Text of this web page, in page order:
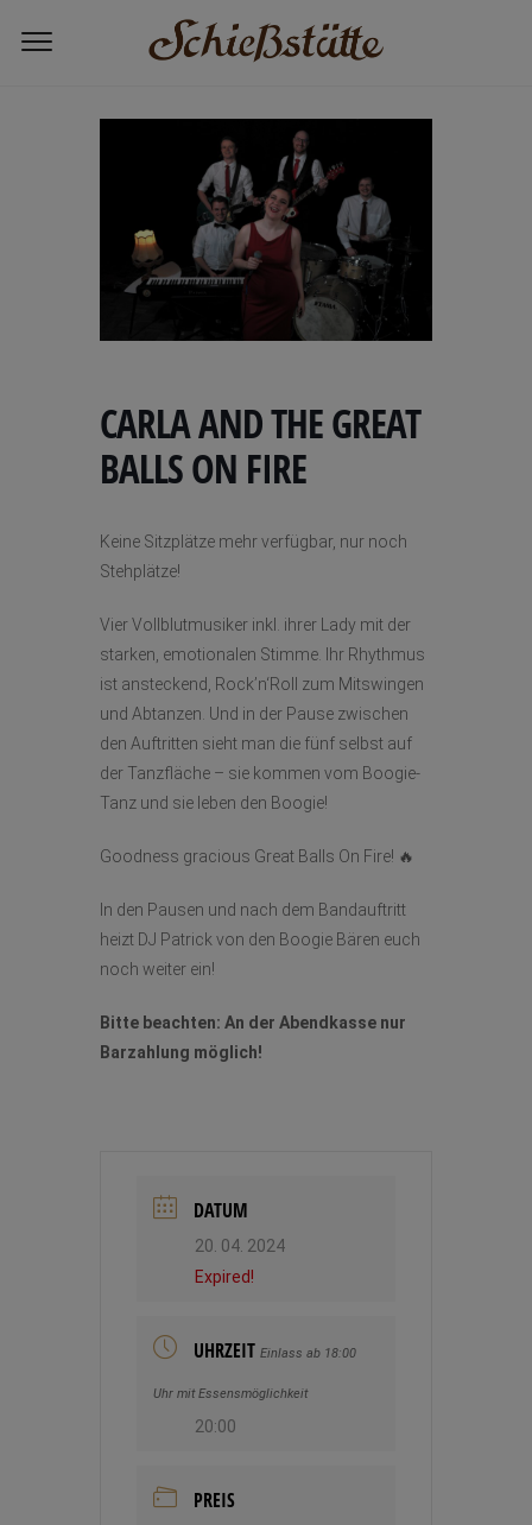
Home
CARLA AND THE GREAT BALLS ON
FIRE
CARLA AND THE GREAT
BALLS ON FIRE
Keine Sitzplätze mehr verfügbar, nur noch
Stehplätze!
Vier Vollblutmusiker inkl. ihrer Lady mit der
starken, emotionalen Stimme. Ihr Rhythmus
ist ansteckend, Rock’n‘Roll zum Mitswingen
und Abtanzen. Und in der Pause zwischen
den Auftritten sieht man die fünf selbst auf
der Tanzfläche – sie kommen vom Boogie-
Tanz und sie leben den Boogie!
Goodness gracious Great Balls On Fire! 🔥
In den Pausen und nach dem Bandauftritt
heizt DJ Patrick von den Boogie Bären euch
noch weiter ein!
Bitte beachten: An der Abendkasse nur
Barzahlung möglich!
DATUM
20. 04. 2024
Expired!
UHRZEIT Einlass ab 18:00
Uhr mit Essensmöglichkeit
20:00
PREIS